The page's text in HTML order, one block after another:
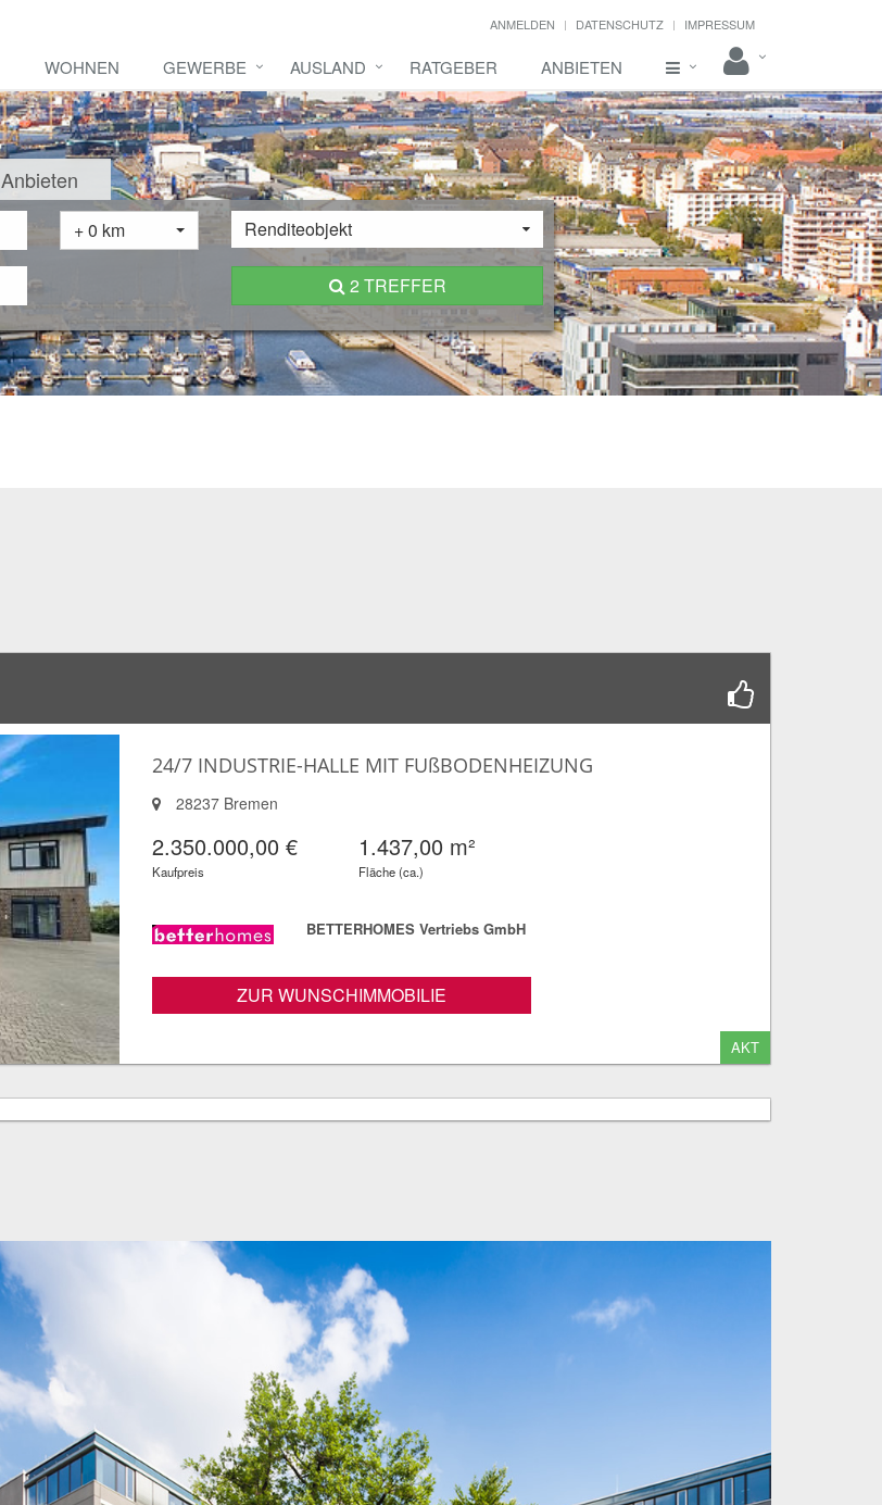
ANMELDEN DATENSCHUTZ IMPRESSUM
WOHNEN GEWERBE AUSLAND RATGEBER ANBIETEN
Anbieten
+ 0 km Renditeobjekt
2 TREFFER
24/7 INDUSTRIE-HALLE MIT FUßBODENHEIZUNG
28237 Bremen
2.350.000,00 €
Kaufpreis
1.437,00 m²
Fläche (ca.)
BETTERHOMES Vertriebs GmbH
ZUR WUNSCHIMMOBILIE
AKT